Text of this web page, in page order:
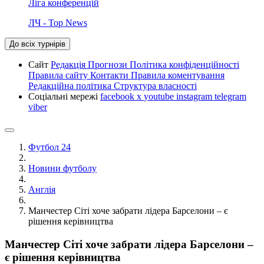
Ліга конференцій
ЛЧ - Top News
До всіх турнірів
Сайт Редакція Прогнози Політика конфіденційності
Правила сайту Контакти Правила коментування
Редакційна політика Структура власності
Соціальні мережі facebook x youtube instagram telegram
viber
Футбол 24
Новини футболу
Англія
Манчестер Сіті хоче забрати лідера Барселони – є
рішення керівництва
Манчестер Сіті хоче забрати лідера Барселони –
є рішення керівництва